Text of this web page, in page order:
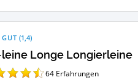
leine Longe Longierleine
GUT (1,4)
64 Erfahrungen